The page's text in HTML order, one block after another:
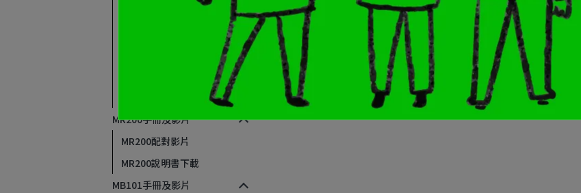
F1 Pro/MAX及S2 Pro功能
MR200手冊及影片
MR200配對影片
MR200說明書下載
MB101手冊及影片